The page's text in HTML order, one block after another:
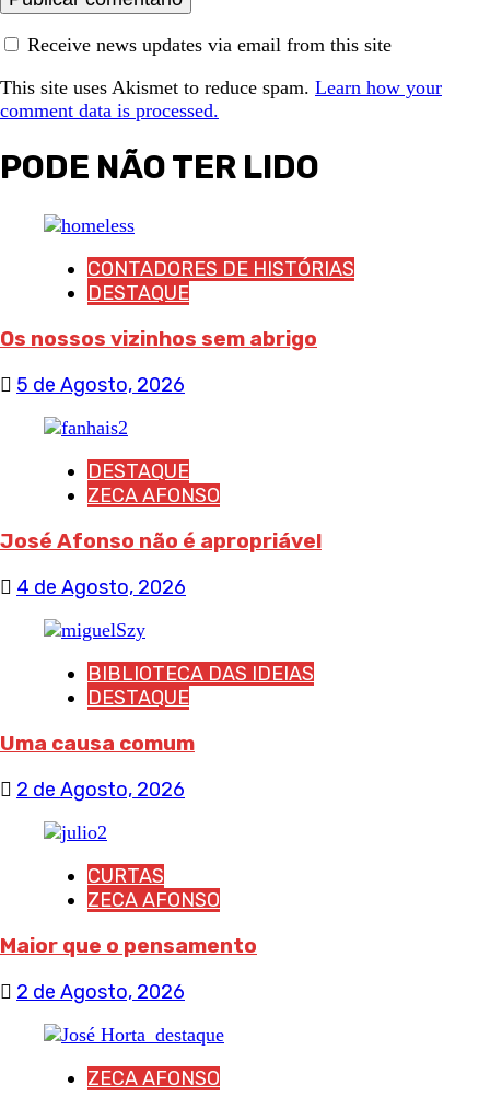
Receive news updates via email from this site
This site uses Akismet to reduce spam. Learn how your
comment data is processed.
PODE NÃO TER LIDO
CONTADORES DE HISTÓRIAS
DESTAQUE
Os nossos vizinhos sem abrigo
5 de Agosto, 2026
DESTAQUE
ZECA AFONSO
José Afonso não é apropriável
4 de Agosto, 2026
BIBLIOTECA DAS IDEIAS
DESTAQUE
Uma causa comum
2 de Agosto, 2026
CURTAS
ZECA AFONSO
Maior que o pensamento
2 de Agosto, 2026
ZECA AFONSO